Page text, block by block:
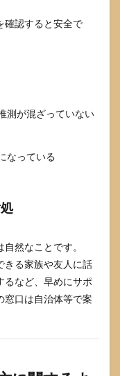
確認すると安全で
測が混ざっていない
なっている
然なことです。
きる家族や友人に話
るなど、早めにサポ
窓口は自治体等で案